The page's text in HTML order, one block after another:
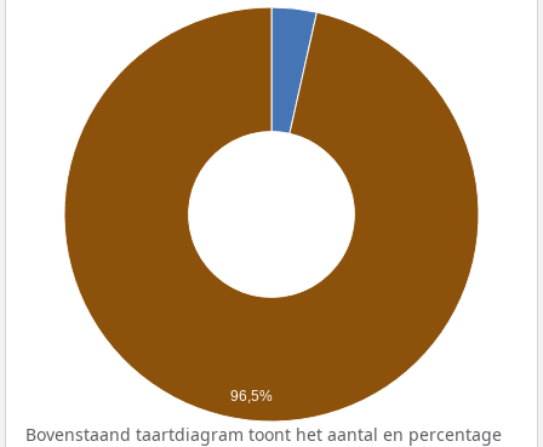
96,5%
Bovenstaand taartdiagram toont het aantal en percentage